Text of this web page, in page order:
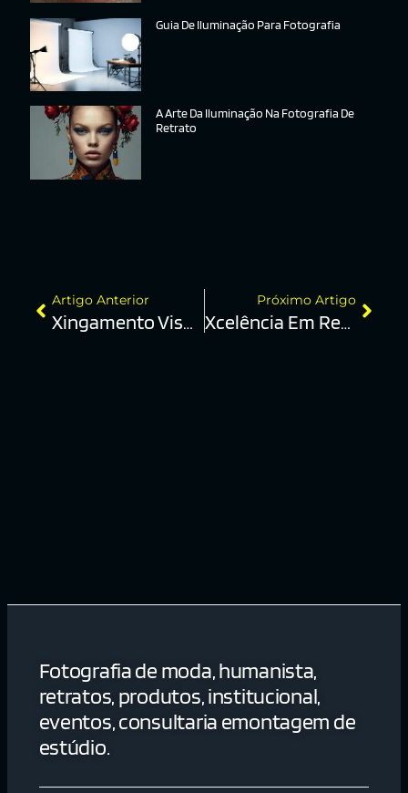
Guia De Iluminação Para Fotografia
A Arte Da Iluminação Na Fotografia De
Retrato
Artigo Anterior
Xingamento Visual
Próximo Artigo
Xcelência Em Retratos
Fotografia de moda, humanista,
retratos, produtos, institucional,
eventos, consultaria emontagem de
estúdio.